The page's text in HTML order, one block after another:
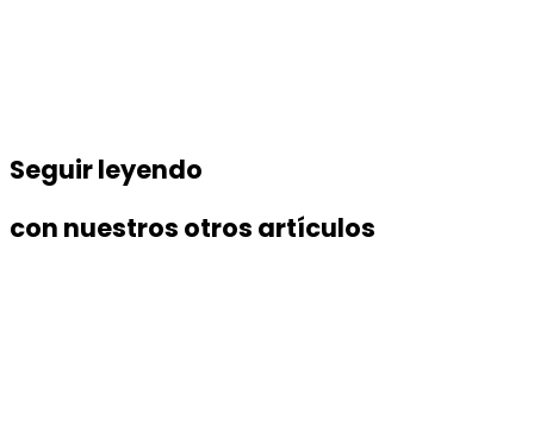
Seguir leyendo
con nuestros otros artículos